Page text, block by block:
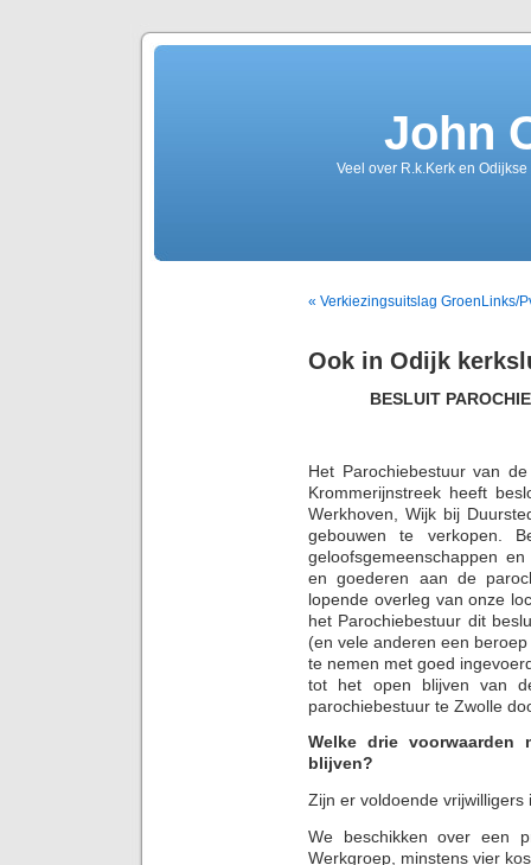
John
Veel over R.k.Kerk en
« Verkiezingsuitslag GroenLinks/
Ook in Odijk
BESLUIT
Het Parochiebestuur van
Krommerijnstreek heeft
Werkhoven, Wijk bij
gebouwen te verkopen.
geloofsgemeenschappen
en goederen aan de
lopende overleg van onze
het Parochiebestuur dit
(en vele anderen een
te nemen met goed
tot het open blijven van
parochiebestuur te Zwolle
Welke drie
blijven?
Zijn er voldoende
We beschikken over een
Werkgroep, minstens vier